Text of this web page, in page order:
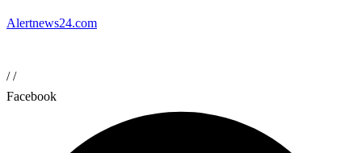
Alertnews24.com
//
Facebook